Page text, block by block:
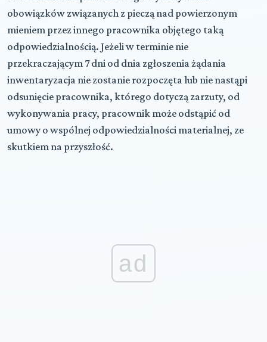
obowiązków związanych z pieczą nad powierzonym
mieniem przez innego pracownika objętego taką
odpowiedzialnością. Jeżeli w terminie nie
przekraczającym 7 dni od dnia zgłoszenia żądania
inwentaryzacja nie zostanie rozpoczęta lub nie nastąpi
odsunięcie pracownika, którego dotyczą zarzuty, od
wykonywania pracy, pracownik może odstąpić od
umowy o wspólnej odpowiedzialności materialnej, ze
skutkiem na przyszłość.
ad